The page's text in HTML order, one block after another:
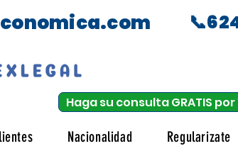
Haga su consulta GRATIS
Nacionalidad Regularizate